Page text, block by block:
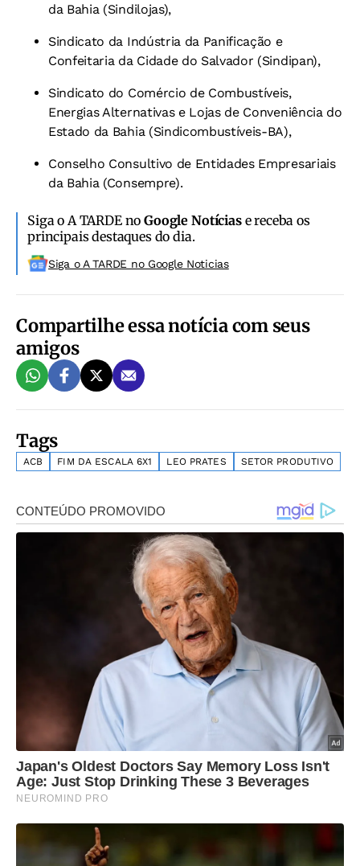
da Bahia (Sindilojas),
Sindicato da Indústria da Panificação e
Confeitaria da Cidade do Salvador (Sindipan),
Sindicato do Comércio de Combustíveis,
Energias Alternativas e Lojas de Conveniência do
Estado da Bahia (Sindicombustíveis-BA),
Conselho Consultivo de Entidades Empresariais
da Bahia (Consempre).
Siga o A TARDE noGoogle Notíciase receba os
principais destaques do dia.
Siga o A TARDE no Google Noticias
Compartilhe essa notícia com seus
amigos
Tags
ACB FIM DA ESCALA 6X1 LEO PRATES SETOR PRODUTIVO